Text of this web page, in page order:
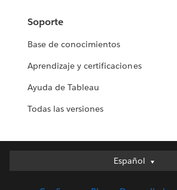
Soporte
Base de conocimientos
Aprendizaje y certificaciones
Ayuda de Tableau
Todas las versiones
Español
Español